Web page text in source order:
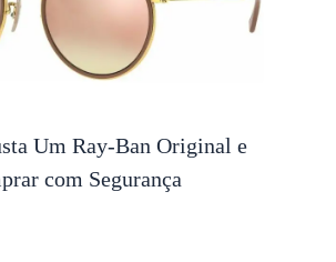
Um Ray-Ban Original e
com Segurança